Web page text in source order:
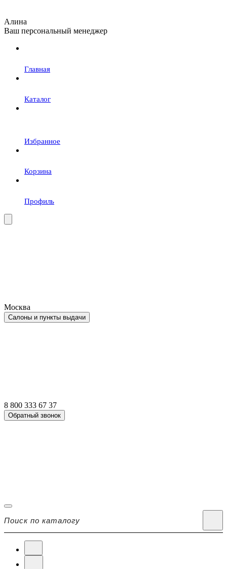
Алина
Ваш персональный менеджер
Главная
Каталог
Избранное
Корзина
Профиль
Москва
Салоны и пункты выдачи
8 800 333 67 37
Обратный звонок